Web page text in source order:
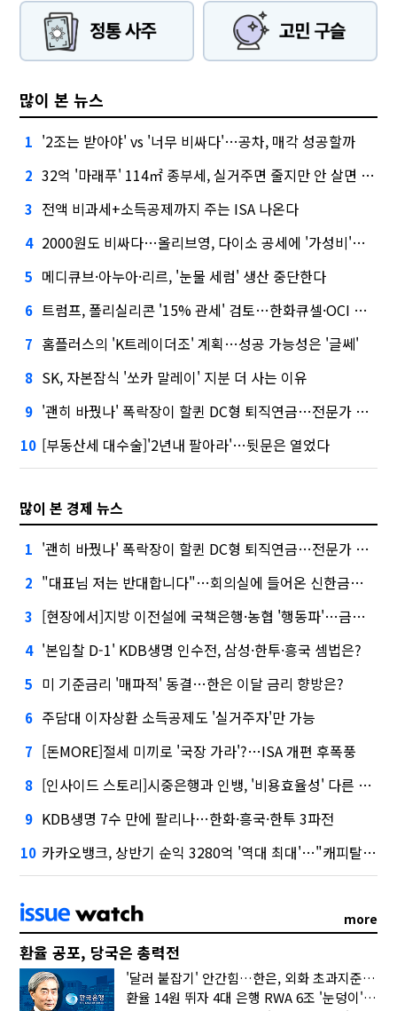
많이 본 뉴스
1 '2조는 받아야' vs '너무 비싸다'…공차, 매각 성공할까
2 32억 '마래푸' 114㎡ 종부세, 실거주면 줄지만 안 살면 2.5배
3 전액 비과세+소득공제까지 주는 ISA 나온다
4 2000원도 비싸다…올리브영, 다이소 공세에 '가성비'로 맞불
5 메디큐브·아누아·리르, '눈물 세럼' 생산 중단한다
6 트럼프, 폴리실리콘 '15% 관세' 검토…한화큐셀·OCI 영향은?
7 홈플러스의 'K트레이더조' 계획…성공 가능성은 '글쎄'
8 SK, 자본잠식 '쏘카 말레이' 지분 더 사는 이유
9 '괜히 바꿨나' 폭락장이 할퀸 DC형 퇴직연금…전문가 조언은
10 [부동산세 대수술]'2년내 팔아라'…뒷문은 열었다
많이 본 경제 뉴스
1 '괜히 바꿨나' 폭락장이 할퀸 DC형 퇴직연금…전문가 조언은
2 "대표님 저는 반대합니다"…회의실에 들어온 신한금융 AI
3 [현장에서]지방 이전설에 국책은행·농협 '행동파'…금감원 '신중모드'
4 '본입찰 D-1' KDB생명 인수전, 삼성·한투·흥국 셈법은?
5 미 기준금리 '매파적' 동결…한은 이달 금리 향방은?
6 주담대 이자상환 소득공제도 '실거주자'만 가능
7 [돈MORE]절세 미끼로 '국장 가라'?…ISA 개편 후폭풍
8 [인사이드 스토리]시중은행과 인뱅, '비용효율성' 다른 잣대 왜?
9 KDB생명 7수 만에 팔리나…한화·흥국·한투 3파전
10 카카오뱅크, 상반기 순익 3280억 '역대 최대'…"캐피탈, 자산 1조원 이상"
more
환율 공포, 당국은 총력전
'달러 붙잡기' 안간힘…한은, 외화 초과지준에 이자 6개월 더
환율 14원 뛰자 4대 은행 RWA 6조 '눈덩이'…2배 뛴 2분기는?